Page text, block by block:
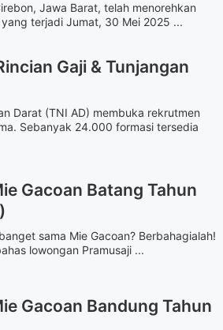
Jawa Barat, telah menorehkan
terjadi Jumat, 30 Mei 2025 ...
Gaji & Tunjangan
Darat (TNI AD) membuka rekrutmen
Sebanyak 24.000 formasi tersedia
Gacoan Batang Tahun
sama Mie Gacoan? Berbahagialah!
lowongan Pramusaji ...
Gacoan Bandung Tahun